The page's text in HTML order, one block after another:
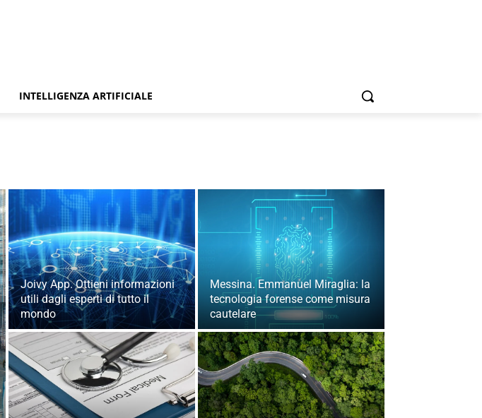
INTELLIGENZA ARTIFICIALE
Joivy App. Ottieni informazioni
utili dagli esperti di tutto il
mondo
Messina. Emmanuel Miraglia: la
tecnologia forense come misura
cautelare